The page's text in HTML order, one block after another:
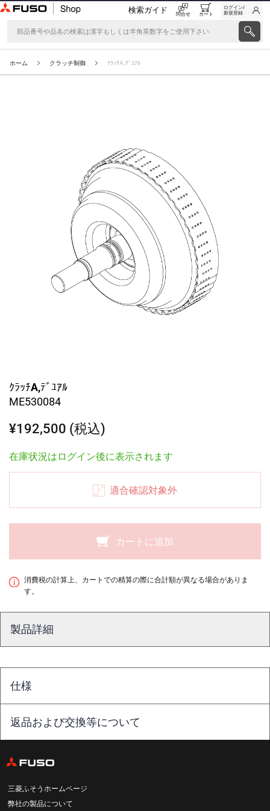
検索ガイド 問合せ カート
ログイン/
新規登録
ホーム クラッチ制御 ｸﾗｯﾁA,ﾃﾞﾕｱﾙ
ｸﾗｯﾁA,ﾃﾞﾕｱﾙ
ME530084
¥192,500 (税込)
在庫状況はログイン後に表示されます
適合確認対象外
カートに追加
消費税の計算上、カートでの精算の際に合計額が異なる場合がありま
す。
製品詳細
仕様
返品および交換等について
三菱ふそうホームページ
弊社の製品について